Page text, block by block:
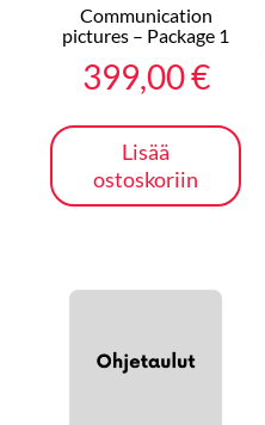
Communication
pictures – Package 1
399,00€
Lisää
ostoskoriin